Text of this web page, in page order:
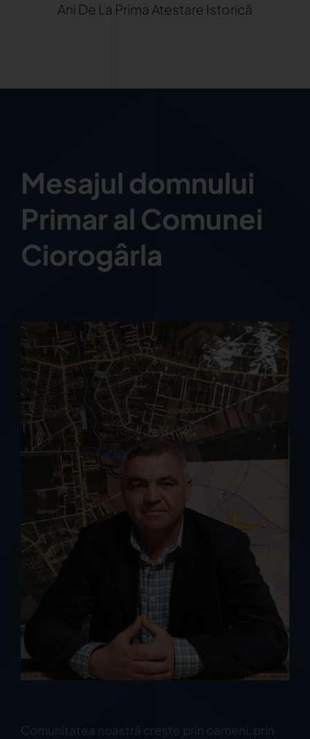
Ani De La Prima Atestare Istorică
Mesajul domnului
Primar al Comunei
Ciorogârla
Comunitatea noastră crește prin oameni, prin